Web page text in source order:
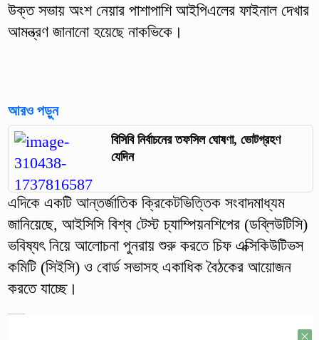
উক্ত সভায় অংশ নেয়ার পাশাপাশি আইপিএলের ফাইনাল দেখার
আমন্ত্রণ জানানো হয়েছে নাকভিকে।
আরও পড়ুন
বিসিবি নির্বাচনের তফসিল ঘোষণা, ভোটগ্রহণ
যেদিন
এদিকে একটি আন্তর্জাতিক ক্রিকেটভিত্তিক সংবাদমাধ্যম
জানিয়েছে, আইসিসি বিশ্ব টেস্ট চ্যাম্পিয়নশিপের (ডব্লিউটিসি)
ভবিষ্যৎ নিয়ে আলোচনা পুনরায় শুরু করতে চিফ এক্সিকিউটিভস
কমিটি (সিইসি) ও বোর্ড সভাসহ একাধিক বৈঠকের আয়োজন
করতে যাচ্ছে।